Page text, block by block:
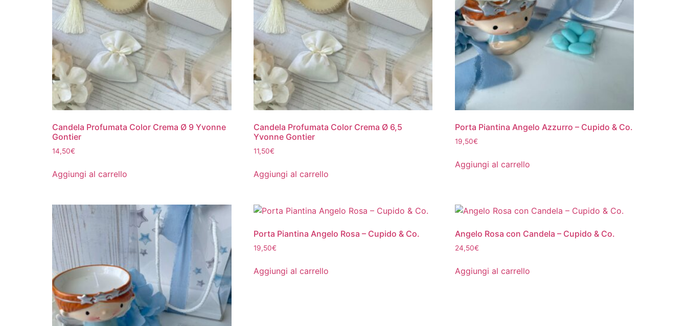
Candela Profumata Color Crema Ø 9 Yvonne
Gontier
14,50€
Aggiungi al carrello
Candela Profumata Color Crema Ø 6,5
Yvonne Gontier
11,50€
Aggiungi al carrello
Porta Piantina Angelo Azzurro – Cupido & Co.
19,50€
Aggiungi al carrello
Porta Piantina Angelo Rosa – Cupido & Co.
19,50€
Aggiungi al carrello
Angelo Rosa con Candela – Cupido & Co.
24,50€
Aggiungi al carrello